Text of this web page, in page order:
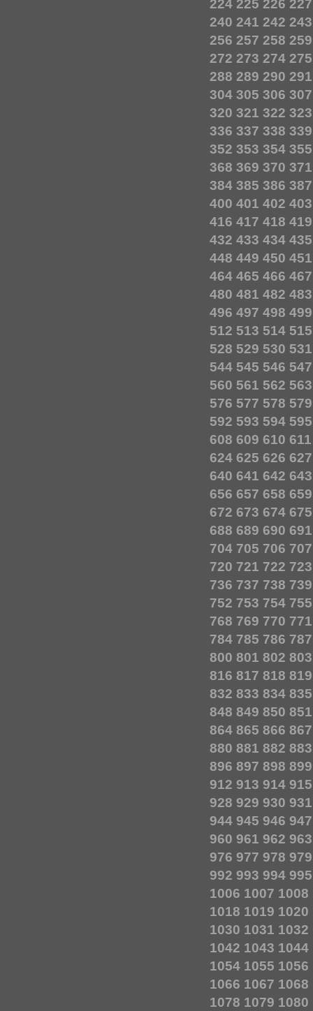
224 225 226 227
240 241 242 243
256 257 258 259
272 273 274 275
288 289 290 291
304 305 306 307
320 321 322 323
336 337 338 339
352 353 354 355
368 369 370 371
384 385 386 387
400 401 402 403
416 417 418 419
432 433 434 435
448 449 450 451
464 465 466 467
480 481 482 483
496 497 498 499
512 513 514 515
528 529 530 531
544 545 546 547
560 561 562 563
576 577 578 579
592 593 594 595
608 609 610 611
624 625 626 627
640 641 642 643
656 657 658 659
672 673 674 675
688 689 690 691
704 705 706 707
720 721 722 723
736 737 738 739
752 753 754 755
768 769 770 771
784 785 786 787
800 801 802 803
816 817 818 819
832 833 834 835
848 849 850 851
864 865 866 867
880 881 882 883
896 897 898 899
912 913 914 915
928 929 930 931
944 945 946 947
960 961 962 963
976 977 978 979
992 993 994 995
1006 1007 1008
1018 1019 1020
1030 1031 1032
1042 1043 1044
1054 1055 1056
1066 1067 1068
1078 1079 1080